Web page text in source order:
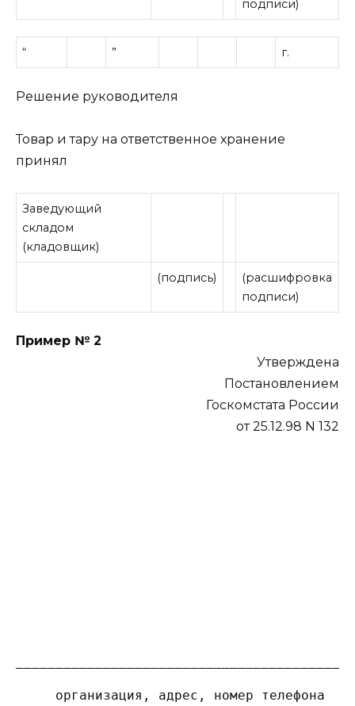
подписи)
“ ” г.
Решение руководителя
Товар и тару на ответственное хранение
принял
Заведующий
складом
(кладовщик)
(подпись)
(расшифровка
подписи)
Пример № 2
Утверждена
Постановлением
Госкомстата России
от 25.12.98 N 132
организация, адрес, номер телефона